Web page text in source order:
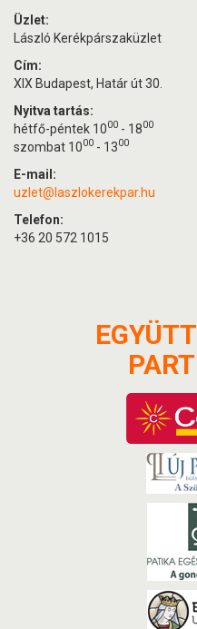
Üzlet:
László Kerékpárszaküzlet
Cím:
XIX Budapest, Határ út 30.
Nyitva tartás:
hétfő-péntek 1000 - 1800
szombat 1000 - 1300
E-mail:
uzlet@laszlokerekpar.hu
Telefon:
+36 20 572 1015